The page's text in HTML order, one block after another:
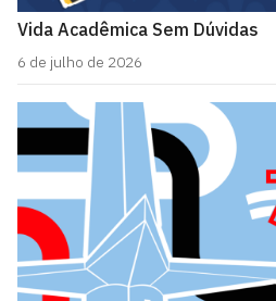
Vida Acadêmica Sem Dúvidas
6 de julho de 2026